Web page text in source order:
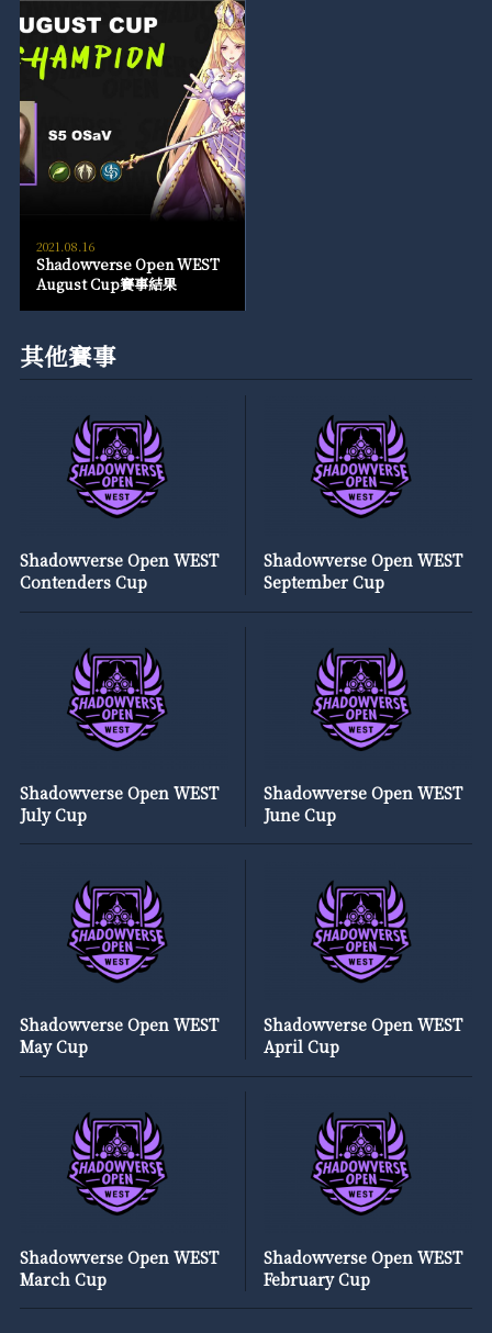
2021.08.16
Shadowverse Open WEST
August Cup賽事結果
其他賽事
Shadowverse Open WEST
Contenders Cup
Shadowverse Open WEST
September Cup
Shadowverse Open WEST
July Cup
Shadowverse Open WEST
June Cup
Shadowverse Open WEST
May Cup
Shadowverse Open WEST
April Cup
Shadowverse Open WEST
March Cup
Shadowverse Open WEST
February Cup